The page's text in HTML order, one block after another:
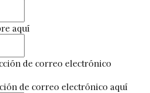
aquí
de correo electrónico
de correo electrónico aquí